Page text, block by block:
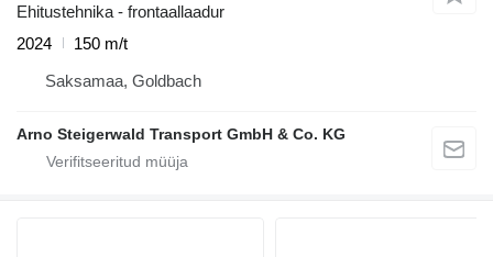
Ehitustehnika - frontaallaadur
2024
150 m/t
Saksamaa, Goldbach
Arno Steigerwald Transport GmbH & Co. KG